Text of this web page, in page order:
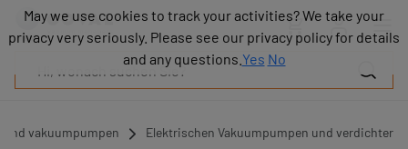
und vakuumpumpen Elektrischen Vakuumpumpen und verdichter
Produkte
Industrien
Ressourcen
May we use cookies to track your activities? We take your
privacy very seriously. Please see our privacy policy for details
and any questions. Yes No
May we use cookies to track your activities? We take your
privacy very seriously. Please see our privacy policy for details
and any questions. Yes No